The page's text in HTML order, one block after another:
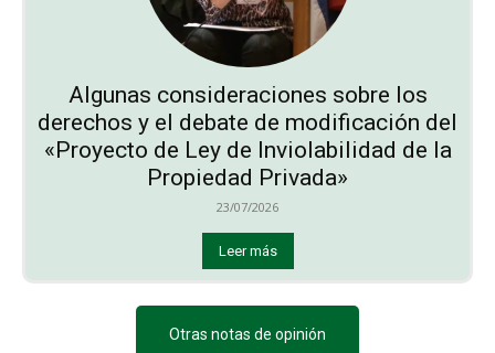
Algunas consideraciones sobre los
derechos y el debate de modificación del
«Proyecto de Ley de Inviolabilidad de la
Propiedad Privada»
23/07/2026
Leer más
Otras notas de opinión